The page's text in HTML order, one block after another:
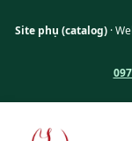
Site phụ (catalog)·